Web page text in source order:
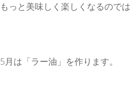
もっと美味しく楽しくなるので
5月は「ラー油」を作ります。